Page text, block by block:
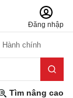
Đăng nhập
Hành chính
Tìm nâng cao